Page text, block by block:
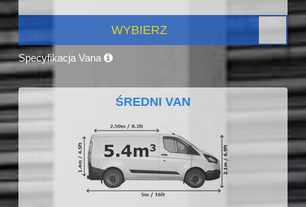
WYBIERZ
Specyfikacja Vana
ŚREDNI VAN